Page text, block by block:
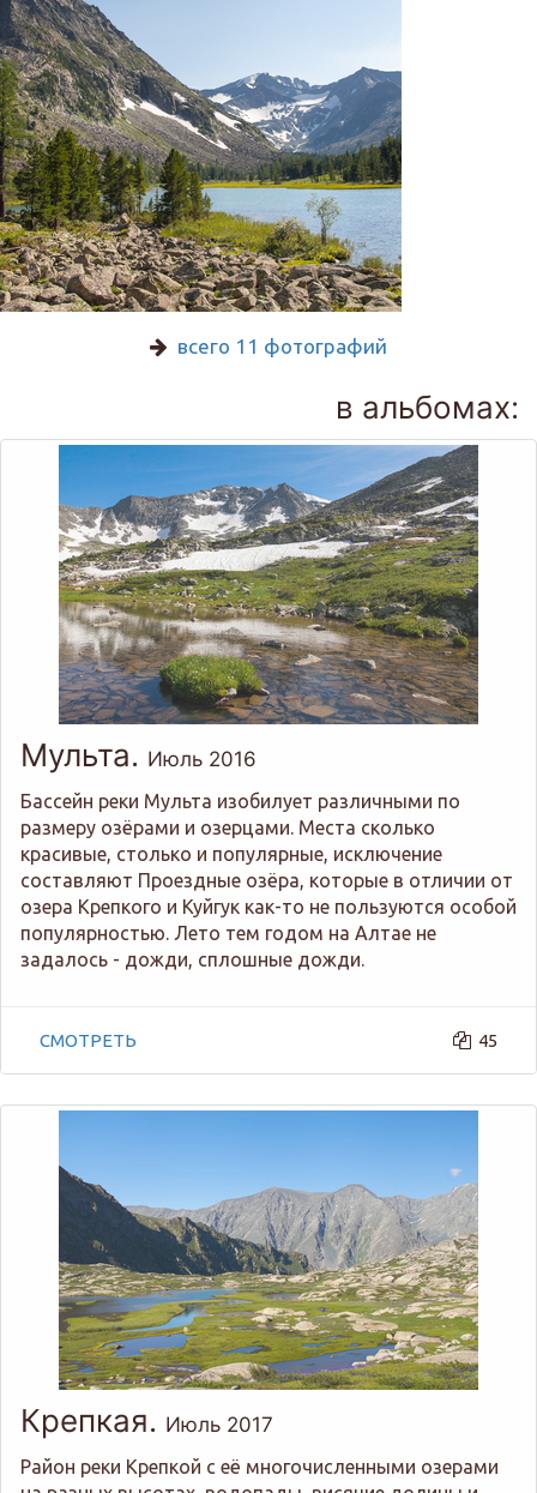
всего 11 фотографий
в альбомах:
Мульта. Июль 2016
Бассейн реки Мульта изобилует различными по
размеру озёрами и озерцами. Места сколько
красивые, столько и популярные, исключение
составляют Проездные озёра, которые в отличии от
озера Крепкого и Куйгук как-то не пользуются особой
популярностью. Лето тем годом на Алтае не
задалось - дожди, сплошные дожди.
СМОТРЕТЬ 45
Крепкая. Июль 2017
Район реки Крепкой с её многочисленными озерами